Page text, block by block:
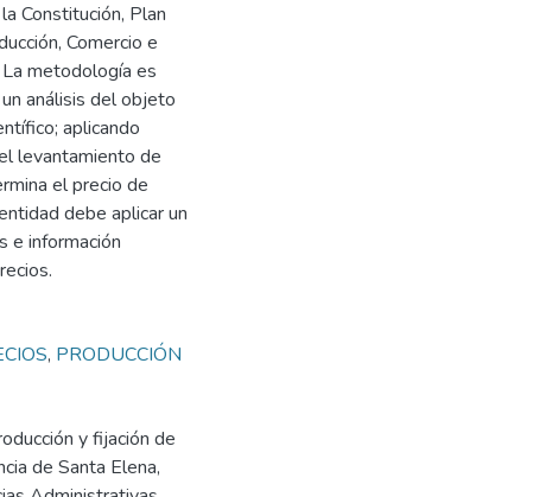
Constitución, Plan
Comercio e
La metodología es
análisis del objeto
aplicando
levantamiento de
el precio de
debe aplicar un
e información
, PRODUCCIÓN
y fijación de
de Santa Elena,